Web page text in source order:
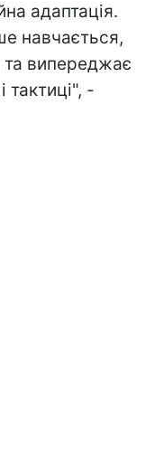
адаптація.
навчається,
та випереджає
тактиці", -